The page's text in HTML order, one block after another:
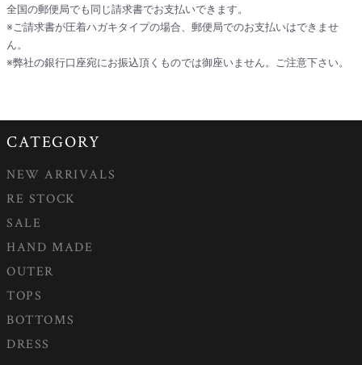
全国の郵便局でも同じ請求書でお支払いできます。
※ご請求書が圧着ハガキタイプの場合、郵便局でのお支払いはできませ
ん。
※弊社の銀行口座宛にお振込頂くものでは御座いません。ご注意下さい。
CATEGORY
NEW ARRIVALS
RE STOCK
SALE
HAND MADE
OUTER
TOPS
BOTTOMS
DRESS